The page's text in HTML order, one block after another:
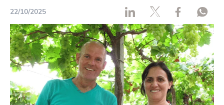
22/10/2025